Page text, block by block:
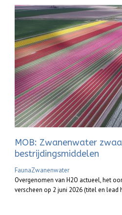
MOB: Zwanenwater
bestrijdingsmiddelen
FaunaZwanenwater
Overgenomen van H2O actueel, het
verscheen op 2 juni 2026 (titel en lead